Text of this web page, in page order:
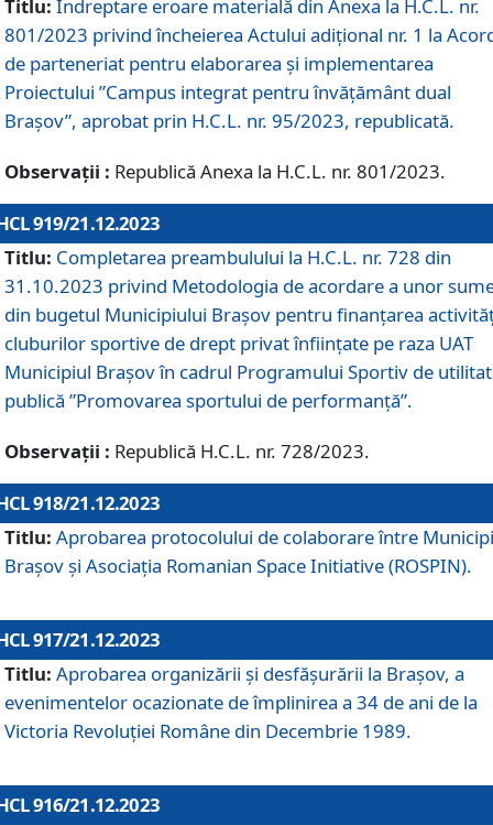
Titlu: Îndreptare eroare materială din Anexa la H.C.L. nr.
801/2023 privind încheierea Actului adițional nr. 1 la
de parteneriat pentru elaborarea și implementarea
Proiectului ”Campus integrat pentru învățământ dual
Brașov”, aprobat prin H.C.L. nr. 95/2023, republicată.
Observații : Republică Anexa la H.C.L. nr. 801/2023.
919/21.12.2023
Titlu: Completarea preambulului la H.C.L. nr. 728 din
31.10.2023 privind Metodologia de acordare a unor
din bugetul Municipiului Brașov pentru finanțarea
cluburilor sportive de drept privat înființate pe raza UAT
Municipiul Brașov în cadrul Programului Sportiv de
publică ”Promovarea sportului de performanță”.
Observații : Republică H.C.L. nr. 728/2023.
918/21.12.2023
Titlu: Aprobarea protocolului de colaborare între
Brașov și Asociația Romanian Space Initiative (ROSPIN).
917/21.12.2023
Titlu: Aprobarea organizării şi desfăşurării la Braşov, a
evenimentelor ocazionate de împlinirea a 34 de ani de la
Victoria Revoluţiei Române din Decembrie 1989.
916/21.12.2023